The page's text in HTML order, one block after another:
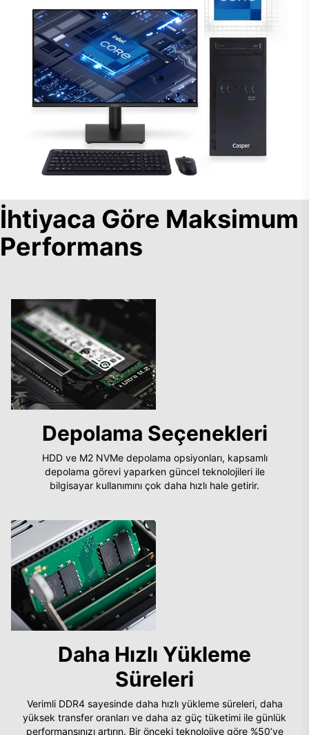
İhtiyaca Göre Maksimum
Performans
Depolama Seçenekleri
HDD ve M2 NVMe depolama opsiyonları, kapsamlı
depolama görevi yaparken güncel teknolojileri ile
bilgisayar kullanımını çok daha hızlı hale getirir.
Daha Hızlı Yükleme
Süreleri
Verimli DDR4 sayesinde daha hızlı yükleme süreleri, daha
yüksek transfer oranları ve daha az güç tüketimi ile günlük
performansınızı artırın. Bir önceki teknolojiye göre %50’ye